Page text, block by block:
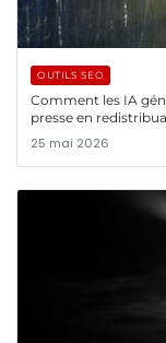
OUTILS SEO
Comment les IA
presse en
25 mai 2026